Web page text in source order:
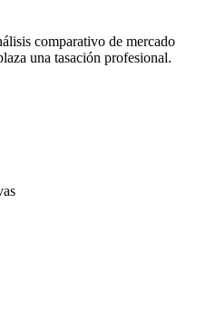
comparativo de mercado
una tasación profesional.